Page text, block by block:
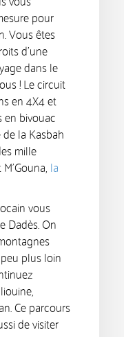
pour
Vous êtes
d’une
dans le
! Le circuit
en 4X4 et
en bivouac
de la Kasbah
mille
la
vous
Dadès. On
plus loin
Ce parcours
de visiter